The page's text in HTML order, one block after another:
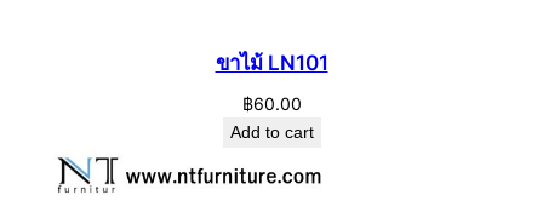
ขาไม้ LN101
฿60.00
Add to cart